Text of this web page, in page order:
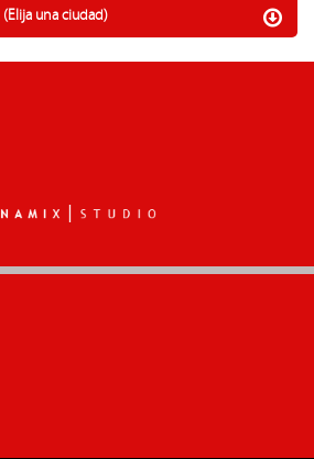
(Elija una ciudad)